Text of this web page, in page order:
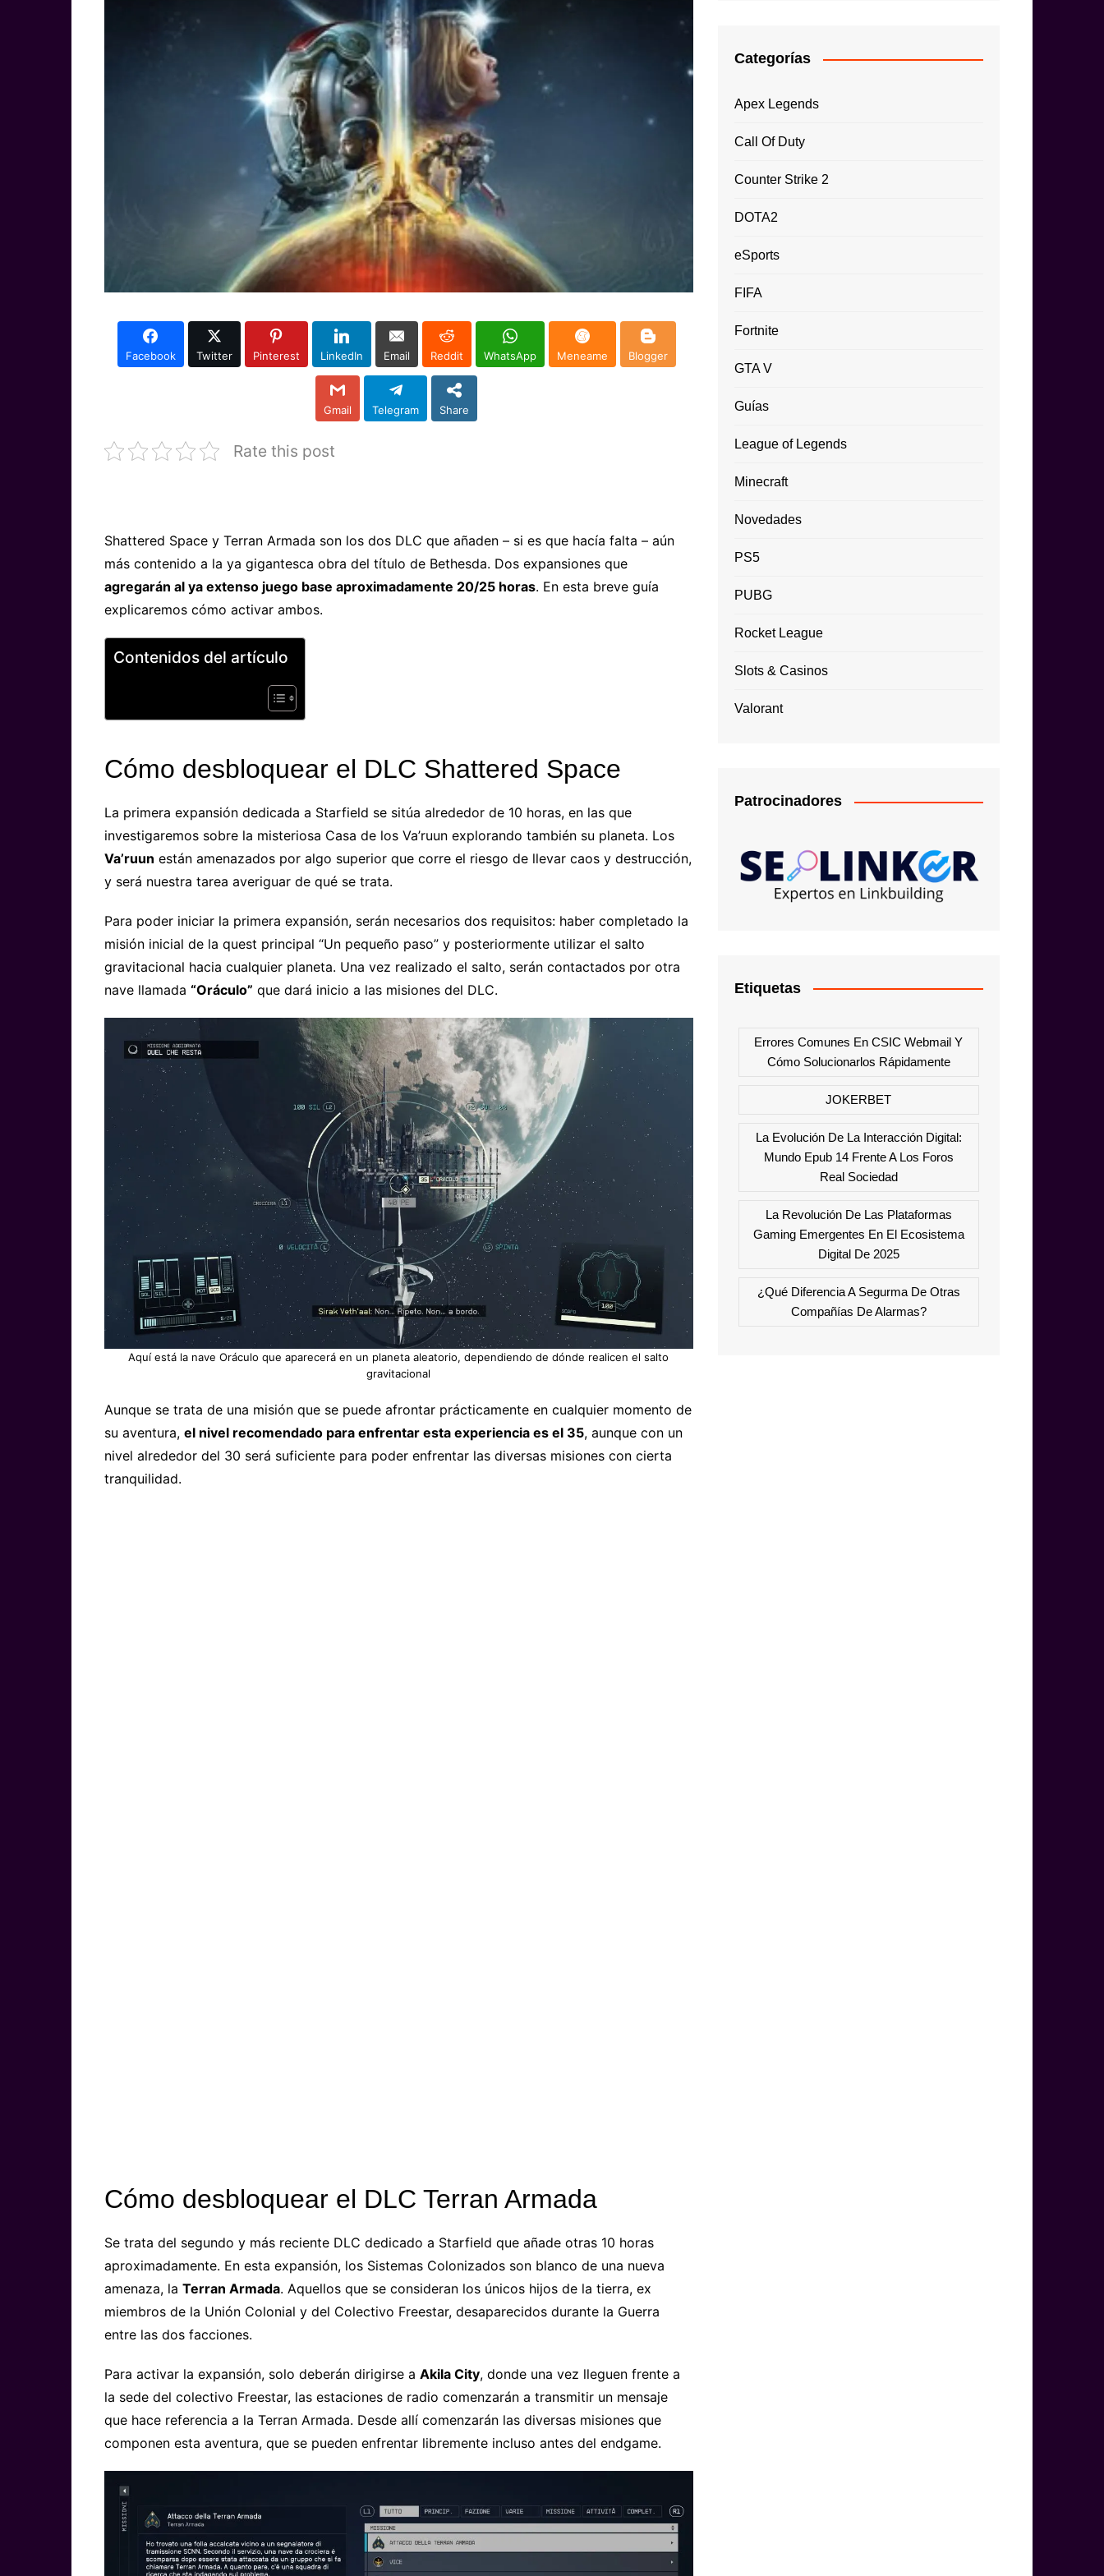
Facebook Twitter Pinterest LinkedIn Email Reddit WhatsApp Meneame Blogger
Gmail Telegram Share
Rate this post
Shattered Space y Terran Armada son los dos DLC que añaden – si es que hacía falta – aún
más contenido a la ya gigantesca obra del título de Bethesda. Dos expansiones que
agregarán al ya extenso juego base aproximadamente 20/25 horas. En esta breve guía
explicaremos cómo activar ambos.
Contenidos del artículo
Cómo desbloquear el DLC Shattered Space
La primera expansión dedicada a Starfield se sitúa alrededor de 10 horas, en las que
investigaremos sobre la misteriosa Casa de los Va’ruun explorando también su planeta. Los
Va’ruun están amenazados por algo superior que corre el riesgo de llevar caos y destrucción,
y será nuestra tarea averiguar de qué se trata.
Para poder iniciar la primera expansión, serán necesarios dos requisitos: haber completado la
misión inicial de la quest principal “Un pequeño paso” y posteriormente utilizar el salto
gravitacional hacia cualquier planeta. Una vez realizado el salto, serán contactados por otra
nave llamada “Oráculo” que dará inicio a las misiones del DLC.
Aquí está la nave Oráculo que aparecerá en un planeta aleatorio, dependiendo de dónde realicen el salto
gravitacional
Aunque se trata de una misión que se puede afrontar prácticamente en cualquier momento de
su aventura, el nivel recomendado para enfrentar esta experiencia es el 35, aunque con un
nivel alrededor del 30 será suficiente para poder enfrentar las diversas misiones con cierta
tranquilidad.
Cómo desbloquear el DLC Terran Armada
Se trata del segundo y más reciente DLC dedicado a Starfield que añade otras 10 horas
aproximadamente. En esta expansión, los Sistemas Colonizados son blanco de una nueva
amenaza, la Terran Armada. Aquellos que se consideran los únicos hijos de la tierra, ex
miembros de la Unión Colonial y del Colectivo Freestar, desaparecidos durante la Guerra
entre las dos facciones.
Para activar la expansión, solo deberán dirigirse a Akila City, donde una vez lleguen frente a
la sede del colectivo Freestar, las estaciones de radio comenzarán a transmitir un mensaje
que hace referencia a la Terran Armada. Desde allí comenzarán las diversas misiones que
componen esta aventura, que se pueden enfrentar libremente incluso antes del endgame.
Categorías
Apex Legends
Call Of Duty
Counter Strike 2
DOTA2
eSports
FIFA
Fortnite
GTA V
Guías
League of Legends
Minecraft
Novedades
PS5
PUBG
Rocket League
Slots & Casinos
Valorant
Patrocinadores
Etiquetas
Errores Comunes En CSIC Webmail Y
Cómo Solucionarlos Rápidamente
JOKERBET
La Evolución De La Interacción Digital:
Mundo Epub 14 Frente A Los Foros
Real Sociedad
La Revolución De Las Plataformas
Gaming Emergentes En El Ecosistema
Digital De 2025
¿Qué Diferencia A Segurma De Otras
Compañías De Alarmas?